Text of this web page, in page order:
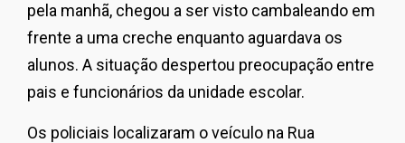
pela manhã, chegou a ser visto cambaleando em
frente a uma creche enquanto aguardava os
alunos. A situação despertou preocupação entre
pais e funcionários da unidade escolar.
Os policiais localizaram o veículo na Rua